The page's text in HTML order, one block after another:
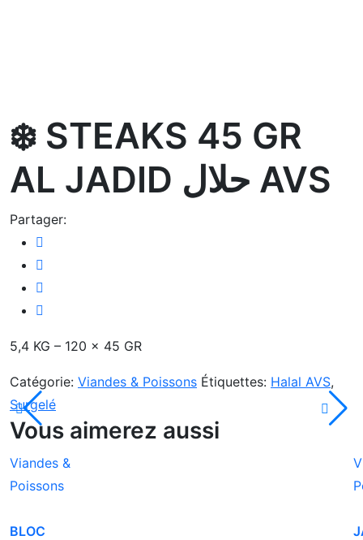
❄️ STEAKS 45 GR
AL JADID حلال AVS
Partager:
5,4 KG – 120 x 45 GR
Catégorie: Viandes & Poissons Étiquettes: Halal AVS,
Surgelé
Vous aimerez aussi
Viandes &
Poissons
BLOC